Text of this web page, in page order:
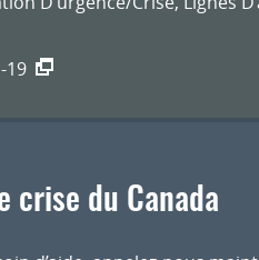
19
crise du Canada